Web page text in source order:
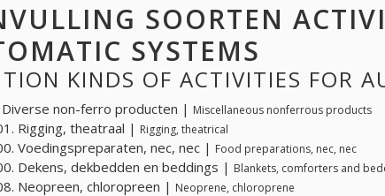
SOORTEN
SYSTEMS
KINDS OF ACTIVITIES FOR
non-ferro producten | Miscellaneous nonferrous products
Rigging, theatraal | Rigging, theatrical
Voedingspreparaten, nec, nec | Food preparations, nec, nec
Dekens, dekbedden en beddings | Blankets, comforters and
Neopreen, chloropreen | Neoprene, chloroprene